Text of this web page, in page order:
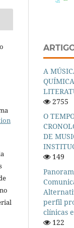
no
A
2755
O
DE
149
perfil
clínicas
122